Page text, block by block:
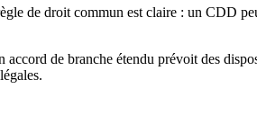
de droit commun est claire : un CDD
accord de branche étendu prévoit des